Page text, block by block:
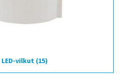
LED-vilkut (15)